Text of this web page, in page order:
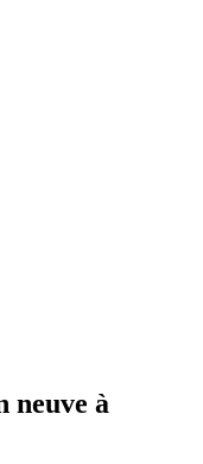
neuve à